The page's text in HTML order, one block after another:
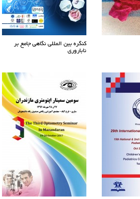
کنگره بین المللی نگاهی جامع بر
ناباروری